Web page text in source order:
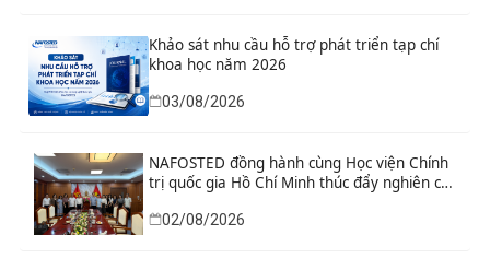
Khảo sát nhu cầu hỗ trợ phát triển tạp chí
khoa học năm 2026
03/08/2026
NAFOSTED đồng hành cùng Học viện Chính
trị quốc gia Hồ Chí Minh thúc đẩy nghiên cứu
02/08/2026